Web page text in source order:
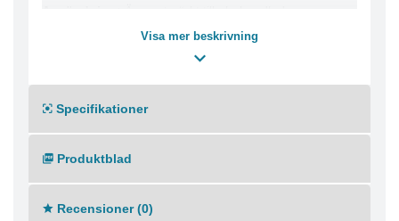
vattentåliga golvytor. Används i kombimaskin och till
Dosering:Dosering 25-50 ml/10 liter vatten beroende
på smutsbelastning.För dosering i mopptvättmaskin, se
Metodbeskrivning:
med kombimaskin underhålls ytan ca 1 gång per vecka
med S-Clean Neutral. Moppar tvättas och impregneras i
Visa mer beskrivning
Specifikationer
Produktblad
Recensioner (0)